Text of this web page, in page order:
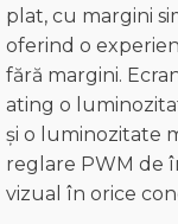
plat, cu margini
oferind o
fără margini.
ating o
și o luminozitate
reglare PWM de
vizual în orice